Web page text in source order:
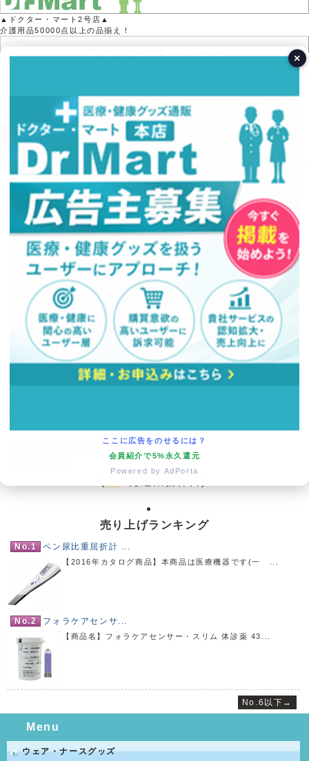
▲ドクター・マート2号店▲
介護用品50000点以上の品揃え！
※Yahoo!店では医療機器の取り扱いはありません。
営業日カレンダー
今月(2026年8月)
日 月 火 水 木 金 土
1
3 4 5 6 7
8
11 121314
17 1819 21
22
2425262728
31
翌月(2026年9月)
木 金
土
13141516171819
2526
売り上げランキング
No.1 ペン尿比重屈折計 ...
【2016年カタログ商品】本商品は医療機器です(一 ...
No.2 フォラケアセンサ...
【商品名】フォラケアセンサー・スリム 体診薬 43...
No.6以下→
Menu
ウェア・ナースグッズ
ここに広告をのせるには？
会員紹介で5%永久還元
Powered by AdPorta
×